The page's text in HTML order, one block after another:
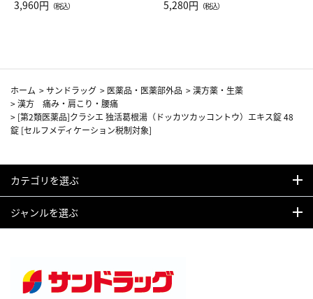
Drop JAL客室乗務員（LC）ス
3,960円 （税込） ト（レッドワイン）
5,280円 （税込）
ホーム >サンドラッグ > 医薬品・医薬部外品 >漢方薬・生薬
>漢方 痛み・肩こり・腰痛
> [第2類医薬品]クラシエ 独活葛根湯（ドッカツカッコントウ）エキス錠 48
錠 [セルフメディケーション税制対象]
カテゴリを選ぶ
ジャンルを選ぶ